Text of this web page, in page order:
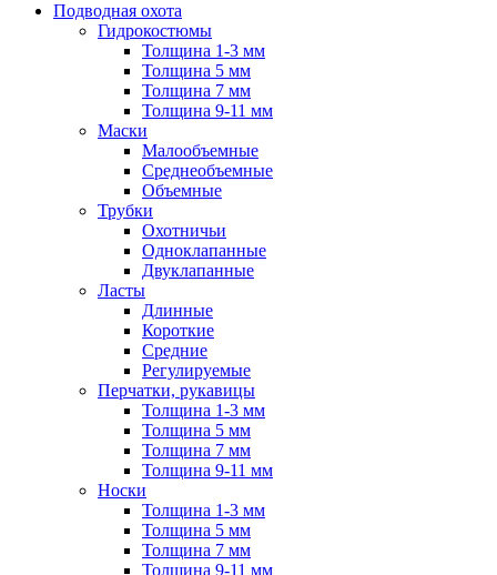
Подводная охота
Гидрокостюмы
Толщина 1-3 мм
Толщина 5 мм
Толщина 7 мм
Толщина 9-11 мм
Маски
Малообъемные
Среднеобъемные
Объемные
Трубки
Охотничьи
Одноклапанные
Двуклапанные
Ласты
Длинные
Короткие
Средние
Регулируемые
Перчатки, рукавицы
Толщина 1-3 мм
Толщина 5 мм
Толщина 7 мм
Толщина 9-11 мм
Носки
Толщина 1-3 мм
Толщина 5 мм
Толщина 7 мм
Толщина 9-11 мм